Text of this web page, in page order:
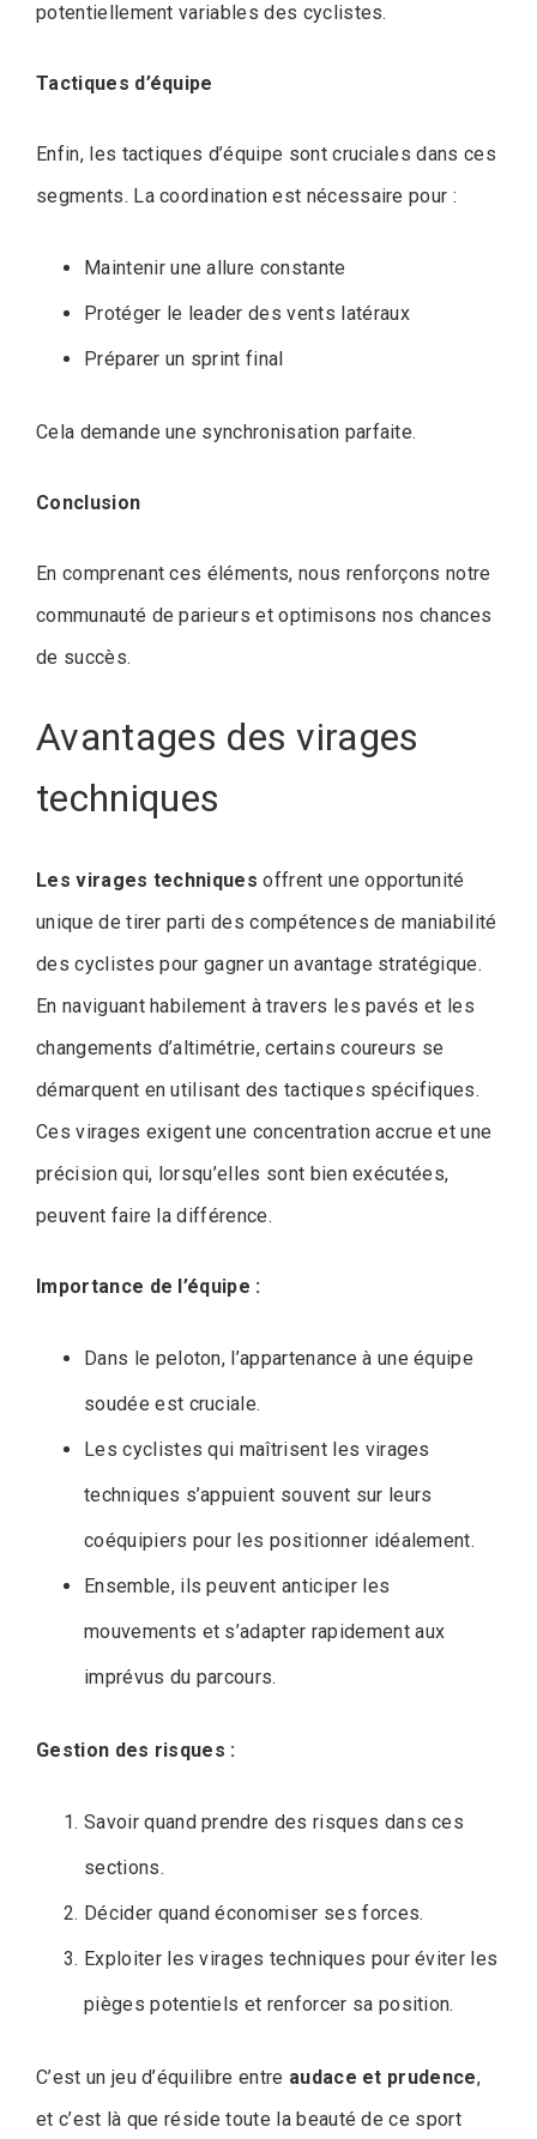
potentiellement variables des cyclistes.
Tactiques d’équipe
Enfin, les tactiques d’équipe sont cruciales dans ces
segments. La coordination est nécessaire pour :
Maintenir une allure constante
Protéger le leader des vents latéraux
Préparer un sprint final
Cela demande une synchronisation parfaite.
Conclusion
En comprenant ces éléments, nous renforçons notre
communauté de parieurs et optimisons nos chances
de succès.
Avantages des virages
techniques
Les virages techniques offrent une opportunité
unique de tirer parti des compétences de maniabilité
des cyclistes pour gagner un avantage stratégique.
En naviguant habilement à travers les pavés et les
changements d’altimétrie, certains coureurs se
démarquent en utilisant des tactiques spécifiques.
Ces virages exigent une concentration accrue et une
précision qui, lorsqu’elles sont bien exécutées,
peuvent faire la différence.
Importance de l’équipe :
Dans le peloton, l’appartenance à une équipe
soudée est cruciale.
Les cyclistes qui maîtrisent les virages
techniques s’appuient souvent sur leurs
coéquipiers pour les positionner idéalement.
Ensemble, ils peuvent anticiper les
mouvements et s’adapter rapidement aux
imprévus du parcours.
Gestion des risques :
Savoir quand prendre des risques dans ces
sections.
Décider quand économiser ses forces.
Exploiter les virages techniques pour éviter les
pièges potentiels et renforcer sa position.
C’est un jeu d’équilibre entre audace et prudence,
et c’est là que réside toute la beauté de ce sport